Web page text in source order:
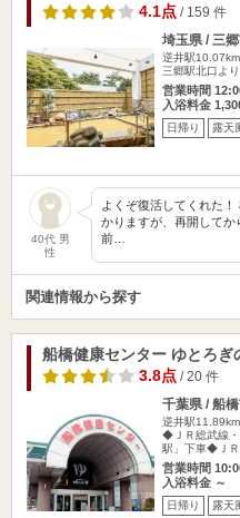
4.1点/ 159 件
埼玉県 / 三
逆井駅10.07km
三郷駅北口よ
営業時間
入浴料金
日帰り 露天
40代 男
性
よくぞ復活してくれた
かりますが、再開して
前…
関連情報から探す
船橋健康センター ゆとろぎ
3.8点/ 20 件
千葉県 / 船
逆井駅11.89km
◆ＪＲ総武線・
駅」下車◆ＪＲ
営業時間
入浴料金 ～
日帰り 露天